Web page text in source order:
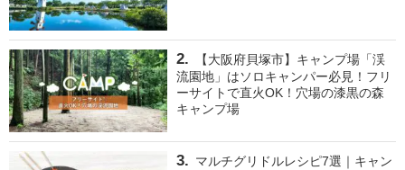
【大阪府貝塚市】キャンプ場「渓
流園地」はソロキャンパー必見！フリ
ーサイトで直火OK！穴場の漆黒の森
キャンプ場
マルチグリドルレシピ7選｜キャン